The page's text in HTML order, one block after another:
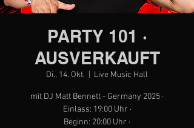
PARTY 101 ·
AUSVERKAUFT
Di., 14. Okt. Live Music Hall
mit DJ Matt Bennett - Germany 2025 ·
Einlass: 19:00 Uhr ·
Beginn: 20:00 Uhr ·